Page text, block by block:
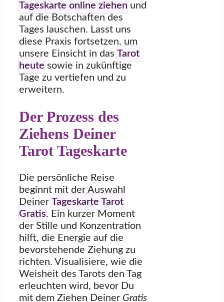
Tageskarte online ziehen und
auf die Botschaften des
Tages lauschen. Lasst uns
diese Praxis fortsetzen, um
unsere Einsicht in das Tarot
heute sowie in zukünftige
Tage zu vertiefen und zu
erweitern.
Der Prozess des
Ziehens Deiner
Tarot Tageskarte
Die persönliche Reise
beginnt mit der Auswahl
Deiner Tageskarte Tarot
Gratis. Ein kurzer Moment
der Stille und Konzentration
hilft, die Energie auf die
bevorstehende Ziehung zu
richten. Visualisiere, wie die
Weisheit des Tarots den Tag
erleuchten wird, bevor Du
mit dem Ziehen Deiner Gratis